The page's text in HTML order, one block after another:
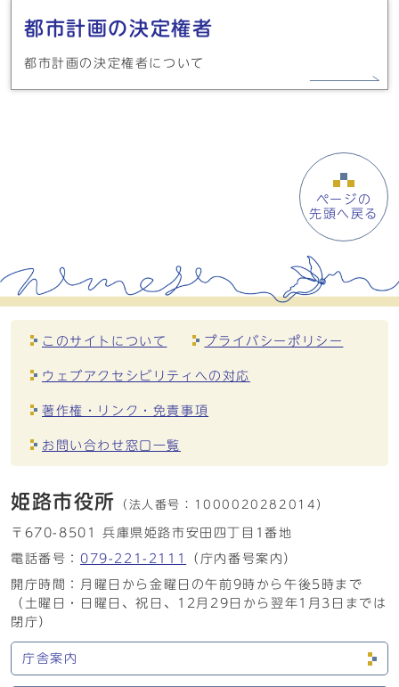
都市計画の決定権者
都市計画の決定権者について
ページの
先頭へ戻る
このサイトについて プライバシーポリシー
ウェブアクセシビリティへの対応
著作権・リンク・免責事項
お問い合わせ窓口一覧
姫路市役所 （法人番号： 1000020282014）
〒670-8501 兵庫県姫路市安田四丁目1番地
電話番号： 079-221-2111
（庁内番号案内）
開庁時間：月曜日から金曜日の午前9時から午後5時まで
（土曜日・日曜日、祝日、12月29日から翌年1月3日までは
閉庁）
庁舎案内